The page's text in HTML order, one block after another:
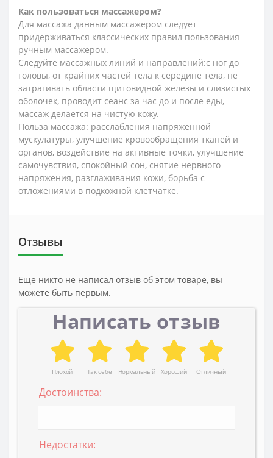
Как пользоваться массажером?
Для массажа данным массажером следует
придерживаться классических правил пользования
ручным массажером.
Следуйте массажных линий и направлений:с ног до
головы, от крайних частей тела к середине тела, не
затрагивать области щитовидной железы и слизистых
оболочек, проводит сеанс за час до и после еды,
массаж делается на чистую кожу.
Польза массажа: расслабления напряженной
мускулатуры, улучшение кровообращения тканей и
органов, воздействие на активные точки, улучшение
самочувствия, спокойный сон, снятие нервного
напряжения, разглаживания кожи, борьба с
отложениями в подкожной клетчатке.
Отзывы
Еще никто не написал отзыв об этом товаре, вы
можете быть первым.
Написать отзыв
Плохой Так себе Нормальный Хороший Отличный
Достоинства:
Недостатки: